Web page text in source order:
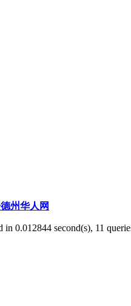
州华人网
in 0.012844 second(s), 11